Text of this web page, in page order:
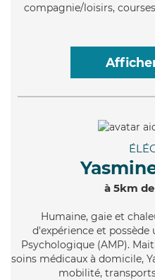
compagnie/loisirs,
à 5km
Humaine, gaie et
d'expérience et
Psychologique (AMP).
soins médicaux à domicile,
mobilité,